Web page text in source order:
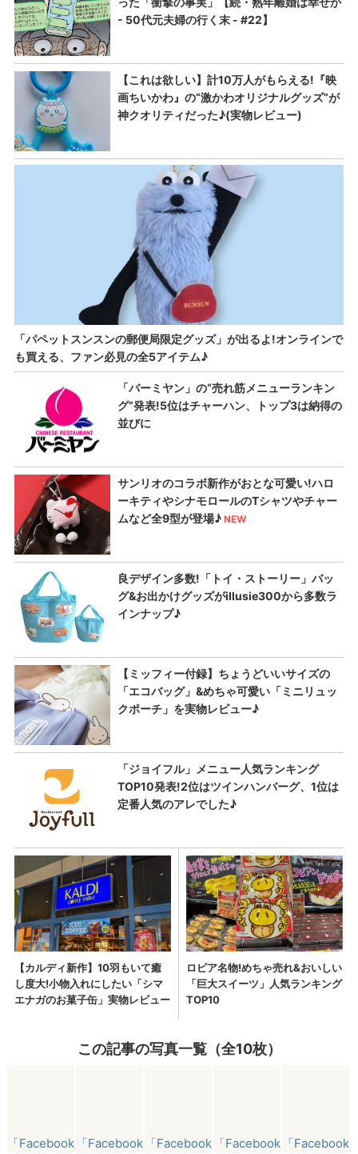
この記事の写真一覧（全10枚）
「Facebook」「Facebook」「Facebook」「Facebook」「Facebook